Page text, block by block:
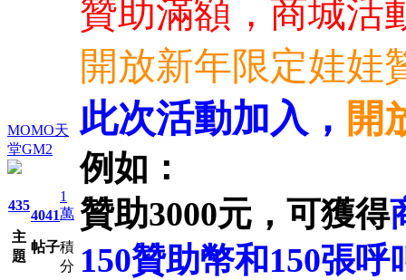
MOMO天
堂GM2
435
主
題
4041
帖子
1
萬
積
分
贊助滿額，商城活
開放新年限定娃娃
此次活動加入， 開
例如：
贊助3000元，可獲得
150贊助幣和150張呼